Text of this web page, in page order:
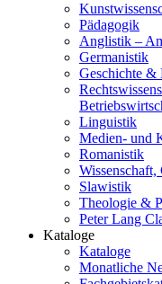
Pädagogik
Anglistik –
Germanistik
Geschichte &
Linguistik
Medien- und
Romanistik
Slawistik
Theologie &
Peter Lang
Kataloge
Kataloge
Monatliche